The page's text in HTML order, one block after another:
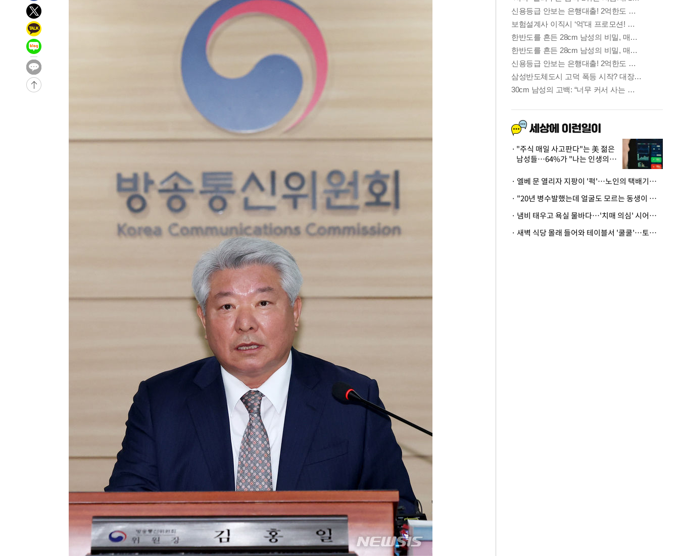
틀레티코 이적"
-29783초 전 >
수도권 40도 육박 '펄펄'…동해안 일부 지역엔 호의주의보
-28752초 전 >
온열질환 사망자 3명 늘어…누적 환자 3000명 돌파
-22697초 전 >
강릉에 시간당 81.4㎜ 물폭탄…도로 잠기고 담벼락 붕괴
-18804초 전 >
백운산서 80년근 천종산삼 9뿌리 발견…감정가 1.3억원
-16514초 전 >
선재도서 해루질 나섰다 실종 60대, 닷새 만에 숨진 채 발견
-14048초 전 >
남자 농구, 나고야 아시안게임서 '홈팀' 일본과 한일전
-13424초 전 >
여수 오동도 해상서 모터보트 전복…1명 사망·1명 실종
극한폭염 한풀 꺾이지만…'낮 최고 35도' 무더위, 열대야 계속[다음
축구협회 "압수수색·성접대 논란 사과…쇄신의 기회로 삼겠다"
[속보]'압수수색·성접대 논란' 축구협회 "실망과 걱정 안겨드려 죄
"주식 매일 사고판다"는 美 젊은
남성들…64%가 "나는 인생의
· 엘베 문 열리자 지팡이 '퍽'…노인의 택배기사 폭행 이유
· "20년 병수발했는데 얼굴도 모르는 동생이 유산 절반을"…배다른 형제 상속권 있을까
· 냄비 태우고 욕실 물바다…'치매 의심' 시어머니 검사 권유했다가 '날벼락'
· 새벽 식당 몰래 들어와 테이블서 '쿨쿨'…토사물 남기고 사라진 남성